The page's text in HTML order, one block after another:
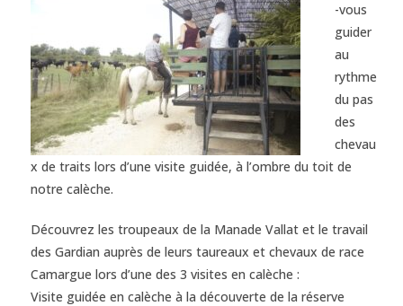
-vous
guider
au
rythme
du pas
des
chevau
x de traits lors d’une visite guidée, à l’ombre du toit de
notre calèche.
Découvrez les troupeaux de la Manade Vallat et le travail
des Gardian auprès de leurs taureaux et chevaux de race
Camargue lors d’une des 3 visites en calèche :
Visite guidée en calèche à la découverte de la réserve